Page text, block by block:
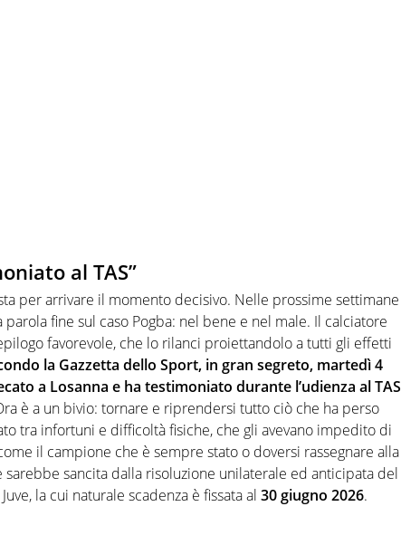
al TAS”
per arrivare il momento decisivo. Nelle prossime settimane
fine sul caso Pogba: nel bene e nel male. Il calciatore
favorevole, che lo rilanci proiettandolo a tutti gli effetti
la Gazzetta dello Sport, in gran segreto, martedì 4
a Losanna e ha testimoniato durante l’udienza al TAS
è a un bivio: tornare e riprendersi tutto ciò che ha perso
tra infortuni e difficoltà fisiche, che gli avevano impedito di
il campione che è sempre stato o doversi rassegnare alla
sarebbe sancita dalla risoluzione unilaterale ed anticipata del
la cui naturale scadenza è fissata al 30giugno 2026.